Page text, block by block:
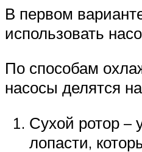
В первом
использовать
По способам
насосы делятся
Сухой ротор –
лопасти,